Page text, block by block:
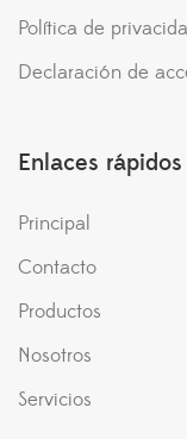
Política de
Declaración de
Enlaces rápidos
Principal
Contacto
Productos
Nosotros
Servicios